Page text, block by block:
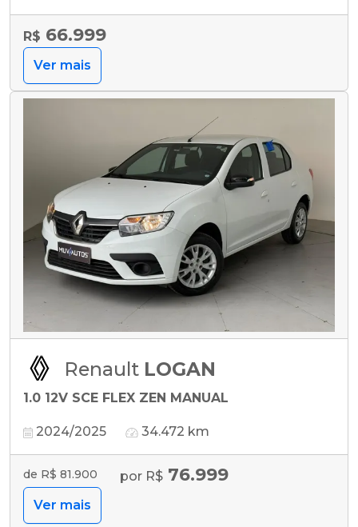
R$ 66.999
Ver mais
Renault LOGAN
1.0 12V SCE FLEX ZEN MANUAL
2024/2025 34.472 km
de R$ 81.900 por R$ 76.999
Ver mais